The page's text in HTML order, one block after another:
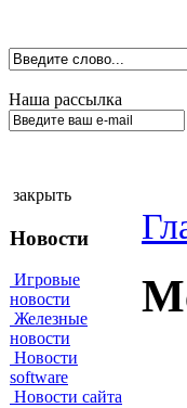
Наша рассылка
закрыть
Новости
Игровые
новости
Железные
новости
Новости
software
Новости сайта